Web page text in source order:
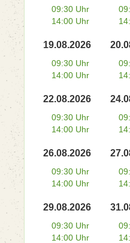
09:30 Uhr
14:00 Uhr
19.08.2026
09:30 Uhr
14:00 Uhr
22.08.2026
09:30 Uhr
14:00 Uhr
26.08.2026
09:30 Uhr
14:00 Uhr
29.08.2026
09:30 Uhr
14:00 Uhr